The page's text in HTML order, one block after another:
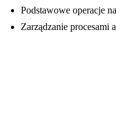
Podstawowe operacje
Zarządzanie procesami